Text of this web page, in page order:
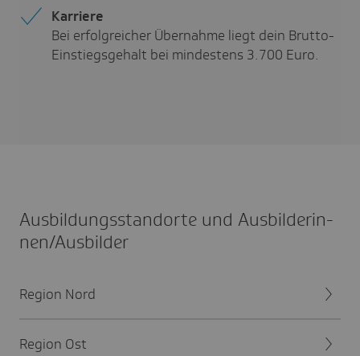
Karriere
Bei erfolgreicher Übernahme liegt dein Brutto-
Einstiegsgehalt bei mindestens 3.700 Euro.
Ausbil­dungs­stand­orte und Ausbil­de­rin­
nen/Aus­bilder
Region Nord
Region Ost